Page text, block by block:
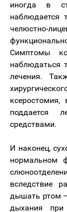
иногда в
наблюдается
челюстно-
Симптомы
наблюдаться
лечения.
поддается
средствами.
И наконец,
нормальном
вследствие
дышать ртом
дыхания при